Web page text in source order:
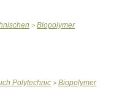
> Biopolymer
Polytechnic > Biopolymer